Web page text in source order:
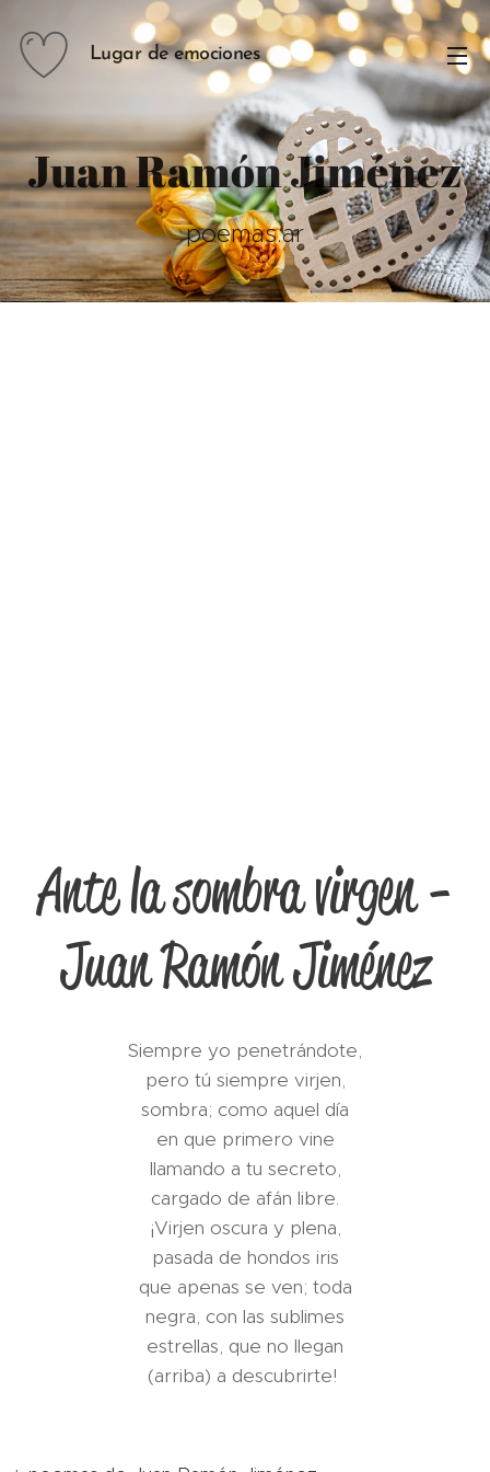
Lugar de emociones
Juan Ramón Jiménez
poemas.ar
Ante la sombra virgen -
Juan Ramón Jiménez
Siempre yo penetrándote,
pero tú siempre virjen,
sombra; como aquel día
en que primero vine
llamando a tu secreto,
cargado de afán libre.
¡Virjen oscura y plena,
pasada de hondos iris
que apenas se ven; toda
negra, con las sublimes
estrellas, que no llegan
(arriba) a descubrirte!